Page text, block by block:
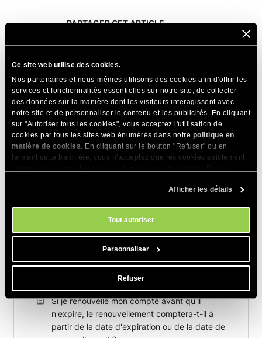
Ce site web utilise des cookies.
Nos partenaires et nous-mêmes utilisons des cookies afin d'offrir les
services et fonctionnalités essentielles sur notre site, de collecter
des données sur la manière dont les visiteurs interagissent avec
notre site et de personnaliser le contenu et les publicités. En cliquant
sur "Autoriser tous les cookies", vous acceptez l'utilisation de
cookies par tous les sites web énumérés dans notre politique en
matière de cookies. En cliquant sur le bouton "Refuser" ou en
fermant cette bannière, vous n'acceptez que les cookies strictement
. Vous pouvez gérer vos préférences
Afficher les détails
Tout autoriser
Personnaliser
Refuser
PARTAGER CET ARTICLE
Articles Connexes
Comment vérifier une commande
Comment acheter un nouveau plan
d'hébergement
carte bancaire de mon compte ?
Comment arrêter la facturation automatique
Raisons les plus courantes d’échec d’un
Si je renouvelle mon compte avant qu'il
n'expire, le renouvellement comptera-t-il à
partir de la date d'expiration ou de la date de